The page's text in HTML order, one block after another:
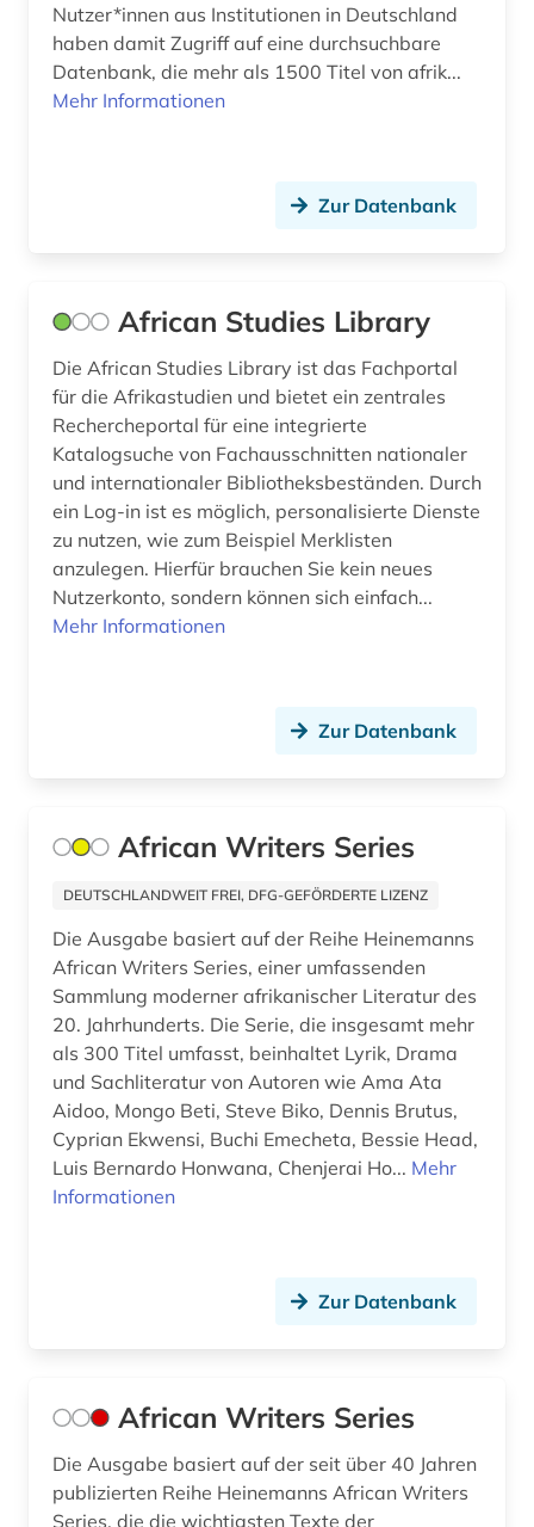
geisteswissenschaften (26)
gender (3)
geoffrey the wife of bath´s tale (1)
geografie (1)
geographie (1)
geographischer name (2)
geologie (1)
george (1)
geschichte &lt;600-1900&gt; (1)
geschichte 1280-1915 (1)
geschichte 1400-2015 (1)
geschichte 1473-1800 (1)
geschichte 1500-1640 (1)
geschichte 1500-1900 (1)
geschichte 1500-1926 (1)
geschichte 1535-1820 (1)
Nutzer*innen aus Institutionen in Deutschland
haben damit Zugriff auf eine durchsuchbare
Datenbank, die mehr als 1500 Titel von afrik...
Mehr Informationen
Zur Datenbank
African Studies Library
Die African Studies Library ist das Fachportal
für die Afrikastudien und bietet ein zentrales
Rechercheportal für eine integrierte
Katalogsuche von Fachausschnitten nationaler
und internationaler Bibliotheksbeständen. Durch
ein Log-in ist es möglich, personalisierte Dienste
zu nutzen, wie zum Beispiel Merklisten
anzulegen. Hierfür brauchen Sie kein neues
Nutzerkonto, sondern können sich einfach...
Mehr Informationen
Zur Datenbank
African Writers Series
DEUTSCHLANDWEIT FREI, DFG-GEFÖRDERTE LIZENZ
Die Ausgabe basiert auf der Reihe Heinemanns
African Writers Series, einer umfassenden
Sammlung moderner afrikanischer Literatur des
20. Jahrhunderts. Die Serie, die insgesamt mehr
als 300 Titel umfasst, beinhaltet Lyrik, Drama
und Sachliteratur von Autoren wie Ama Ata
Aidoo, Mongo Beti, Steve Biko, Dennis Brutus,
Cyprian Ekwensi, Buchi Emecheta, Bessie Head,
Luis Bernardo Honwana, Chenjerai Ho... Mehr
Informationen
Zur Datenbank
African Writers Series
Die Ausgabe basiert auf der seit über 40 Jahren
publizierten Reihe Heinemanns African Writers
Series, die die wichtigsten Texte der